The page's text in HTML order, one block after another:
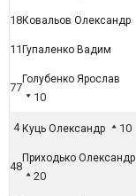
18Ковальов Олександр
11 Гупаленко Вадим
77
Голубенко Ярослав
10
4 Куць Олександр 10
48
Приходько Олександр
20